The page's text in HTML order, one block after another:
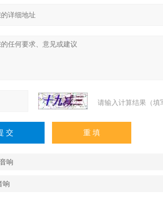
请输入计算结果（填
响
响